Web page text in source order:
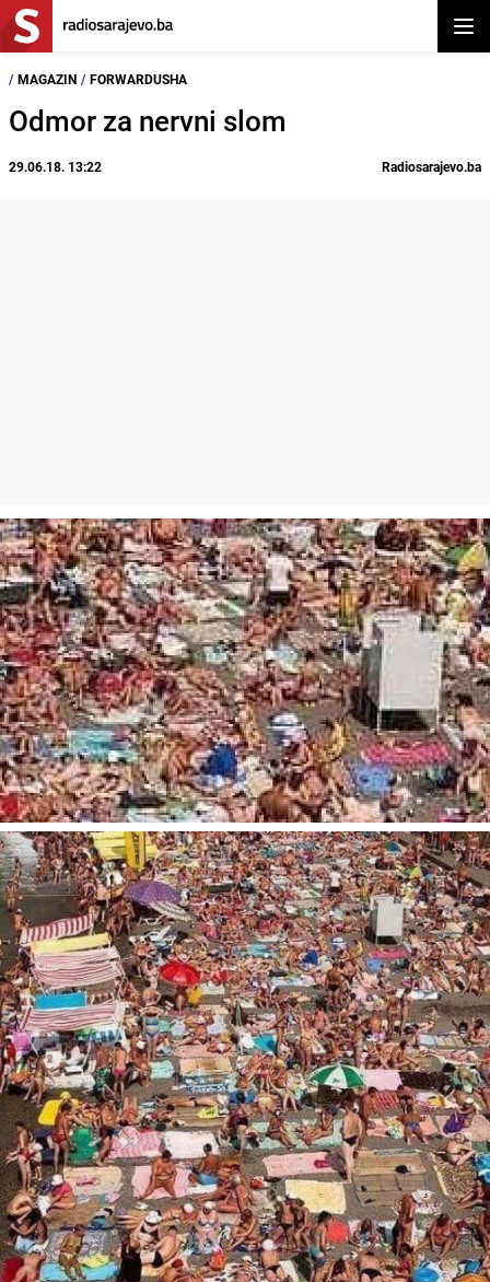
/ MAGAZIN / FORWARDUSHA
Odmor za nervni slom
29.06.18. 13:22 Radiosarajevo.ba